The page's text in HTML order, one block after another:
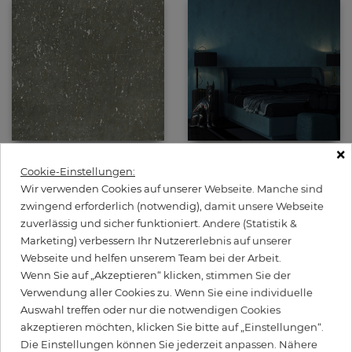
Preis
65,00 € Preis
99,00 €
×
Cookie-Einstellungen:
Wir verwenden Cookies auf unserer Webseite. Manche sind
zwingend erforderlich (notwendig), damit unsere Webseite
zuverlässig und sicher funktioniert. Andere (Statistik &
Marketing) verbessern Ihr Nutzererlebnis auf unserer
Webseite und helfen unserem Team bei der Arbeit.
Wenn Sie auf „Akzeptieren“ klicken, stimmen Sie der
Verwendung aller Cookies zu. Wenn Sie eine individuelle
Auswahl treffen oder nur die notwendigen Cookies
akzeptieren möchten, klicken Sie bitte auf „Einstellungen“.
Die Einstellungen können Sie jederzeit anpassen. Nähere